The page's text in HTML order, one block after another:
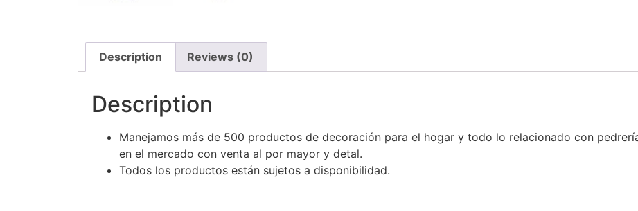
Description Reviews (0)
Description
Manejamos más de 500 productos de decoración para el hogar y todo lo relacionado con
en el mercado con venta al por mayor y detal.
Todos los productos están sujetos a disponibilidad.